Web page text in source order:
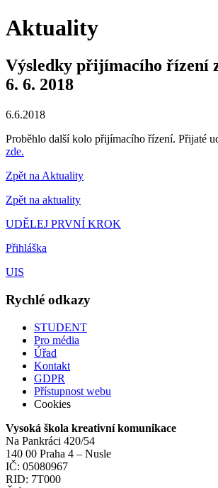
Aktuality
Výsledky přijímacího řízení
6. 6. 2018
6.6.2018
Proběhlo další kolo přijímacího řízení. Přijaté
zde.
Zpět na Aktuality
Zpět na aktuality
UDĚLEJ PRVNÍ KROK
Přihláška
UIS
Rychlé odkazy
STUDENT
Pro média
Úřad
Kontakt
GDPR
Přístupnost webu
Cookies
Vysoká škola kreativní komunikace
Na Pankráci 420/54
140 00 Praha 4 – Nusle
IČ: 05080967
RID: 7T000